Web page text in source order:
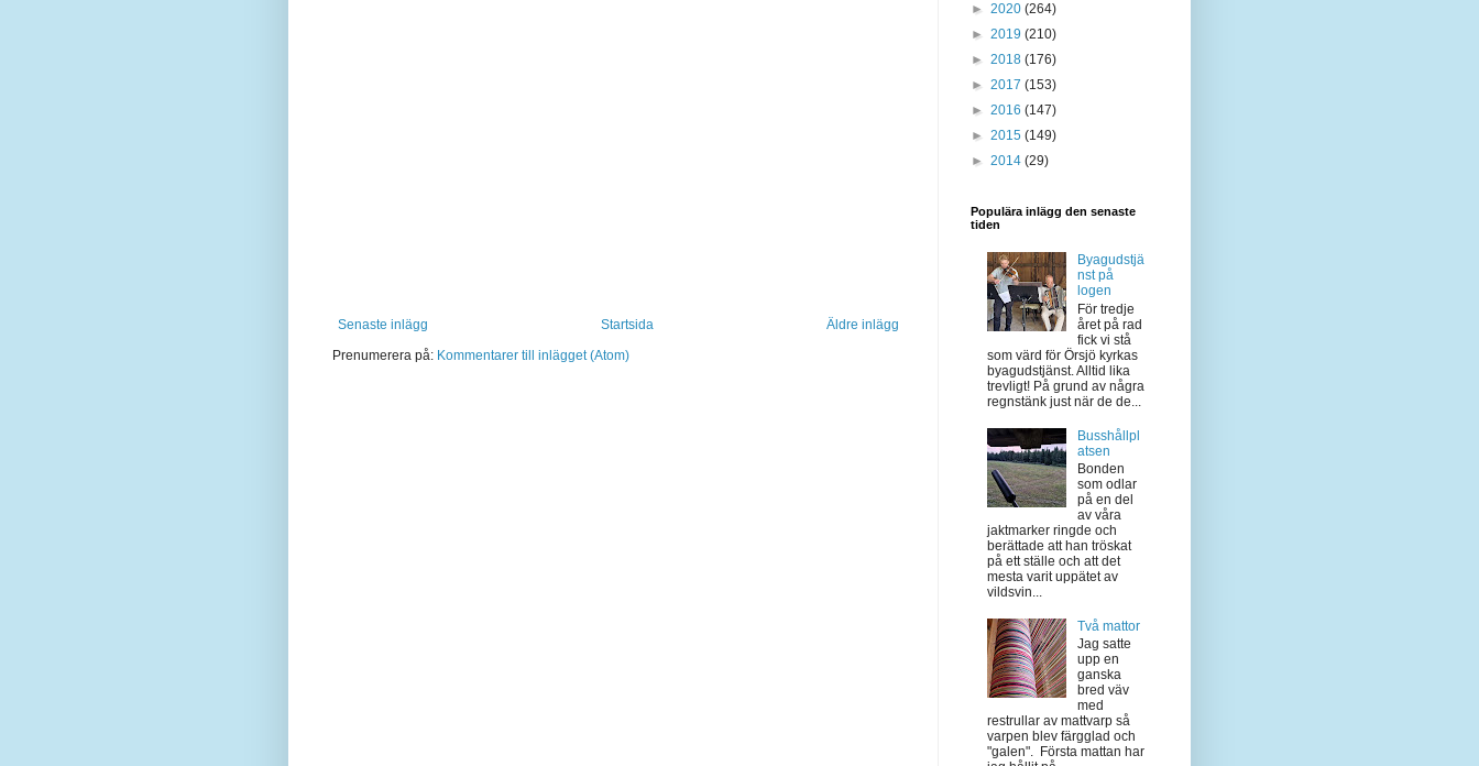
Senaste inlägg Äldre inlägg
Startsida
Prenumerera på: Kommentarer till inlägget (Atom)
► 2020 (264)
► 2019 (210)
► 2018 (176)
► 2017 (153)
► 2016 (147)
► 2015 (149)
► 2014 (29)
Populära inlägg den senaste
tiden
Byagudstjä
nst på
logen
För tredje
året på rad
fick vi stå
som värd för Örsjö kyrkas
byagudstjänst. Alltid lika
trevligt! På grund av några
regnstänk just när de de...
Busshållpl
atsen
Bonden
som odlar
på en del
av våra
jaktmarker ringde och
berättade att han tröskat
på ett ställe och att det
mesta varit uppätet av
vildsvin...
Två mattor
Jag satte
upp en
ganska
bred väv
med
restrullar av mattvarp så
varpen blev färgglad och
"galen". Första mattan har